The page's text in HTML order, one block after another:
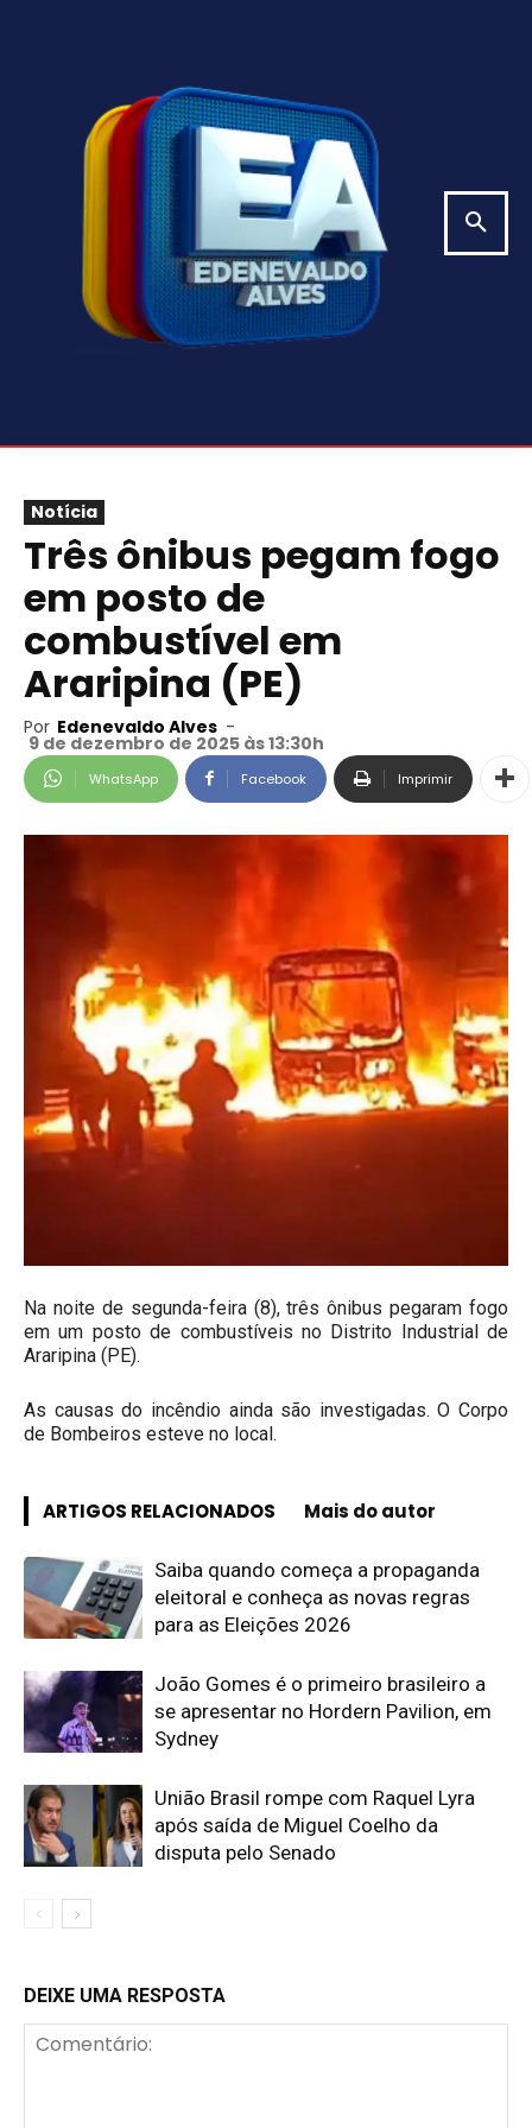
Notícia
Três ônibus pegam fogo
em posto de
combustível em
Araripina (PE)
Por Edenevaldo Alves -
9 de dezembro de 2025 às 13:30h
WhatsApp Facebook Imprimir
Na noite de segunda-feira (8), três ônibus pegaram fogo
em um posto de combustíveis no Distrito Industrial de
Araripina (PE).
As causas do incêndio ainda são investigadas. O Corpo
de Bombeiros esteve no local.
ARTIGOS RELACIONADOS Mais do autor
Saiba quando começa a propaganda
eleitoral e conheça as novas regras
para as Eleições 2026
João Gomes é o primeiro brasileiro a
se apresentar no Hordern Pavilion, em
Sydney
União Brasil rompe com Raquel Lyra
após saída de Miguel Coelho da
disputa pelo Senado
DEIXE UMA RESPOSTA